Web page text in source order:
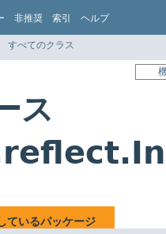
非推奨 索引 ヘルプ
すべてのクラス
ス
ているパッケージ